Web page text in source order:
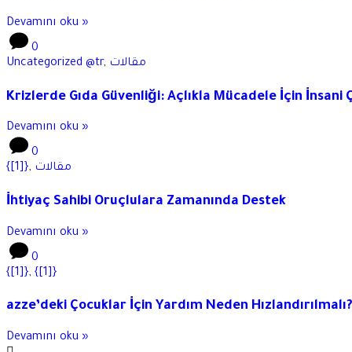
Devamını oku »
0
Uncategorized @tr, مقالات
Krizlerde Gıda Güvenliği: Açlıkla Mücadele İçin İnsani
Devamını oku »
0
{[1]}, مقالات
İhtiyaç Sahibi Oruçlulara Zamanında Destek
Devamını oku »
0
{[1]}, {[1]}
azze’deki Çocuklar İçin Yardım Neden Hızlandırılmalı?
Devamını oku »